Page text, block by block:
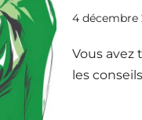
4 décembre
Vous avez
les